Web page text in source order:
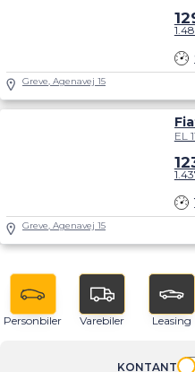
Greve, Agenavej 15
EL
Greve, Agenavej 15
Personbiler Varebiler Leasing
KONTANT